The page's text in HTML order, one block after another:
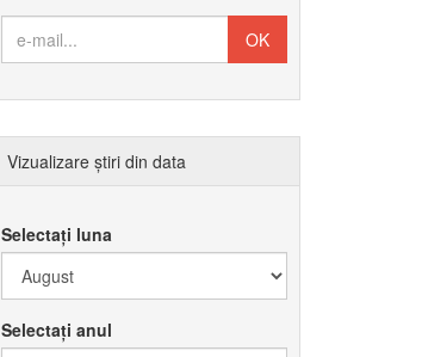
Vizualizare știri din data
Selectați luna
Selectați anul